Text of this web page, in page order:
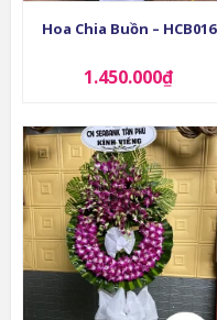
Hoa Chia Buồn – HCB016
1.450.000₫